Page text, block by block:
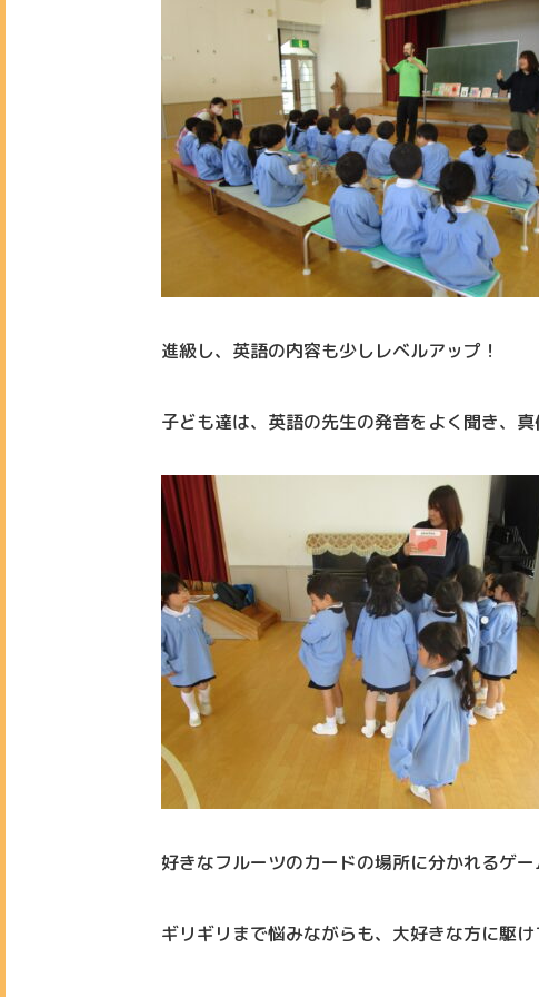
進級し、英語の内容も少しレベルアップ！
子ども達は、英語の先生の発音をよく聞き、
好きなフルーツのカードの場所に分かれるゲ
ギリギリまで悩みながらも、大好きな方に駆